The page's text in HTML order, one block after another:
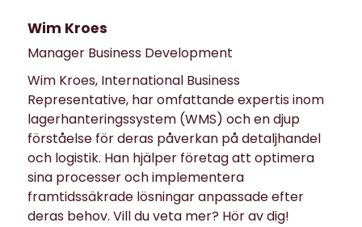
Wim Kroes
Manager Business Development
Wim Kroes, International Business
Representative, har omfattande expertis inom
lagerhanteringssystem (WMS) och en djup
förståelse för deras påverkan på detaljhandel
och logistik. Han hjälper företag att optimera
sina processer och implementera
framtidssäkrade lösningar anpassade efter
deras behov. Vill du veta mer? Hör av dig!